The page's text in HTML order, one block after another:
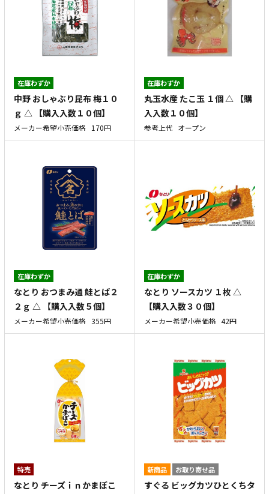
在庫わずか
中野 おしゃぶり昆布 梅１０
ｇ △ 【購入入数１０個】
メーカー希望小売価格 170円
在庫わずか
丸玉水産 たこ玉 １個 △ 【購
入入数１０個】
参考上代 オープン
在庫わずか
なとり おつまみ通 鮭とば２
２ｇ △ 【購入入数５個】
メーカー希望小売価格 355円
在庫わずか
なとり ソースカツ １枚 △
【購入入数３０個】
メーカー希望小売価格 42円
特売
なとり チーズｉｎかまぼこ
新商品 お取り寄せ品
すぐる ビッグカツひとくちタ